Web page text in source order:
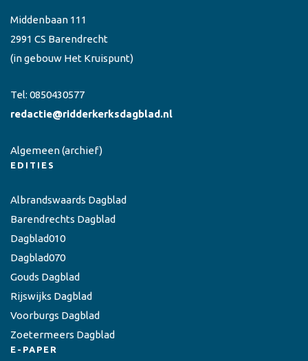
Middenbaan 111
2991 CS Barendrecht
(in gebouw Het Kruispunt)
Tel: 0850430577
redactie@ridderkerksdagblad.nl
Algemeen(archief)
EDITIES
Albrandswaards Dagblad
Barendrechts Dagblad
Dagblad010
Dagblad070
Gouds Dagblad
Rijswijks Dagblad
Voorburgs Dagblad
Zoetermeers Dagblad
E-PAPER